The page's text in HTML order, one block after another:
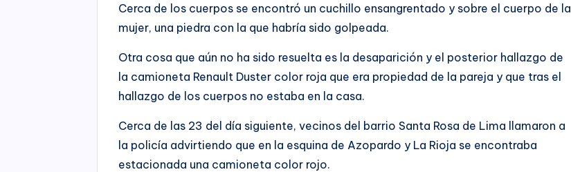
Cerca de los cuerpos se encontró un cuchillo ensangrentado y sobre el cuerpo de la
mujer, una piedra con la que habría sido golpeada.
Otra cosa que aún no ha sido resuelta es la desaparición y el posterior hallazgo de
la camioneta Renault Duster color roja que era propiedad de la pareja y que tras el
hallazgo de los cuerpos no estaba en la casa.
Cerca de las 23 del día siguiente, vecinos del barrio Santa Rosa de Lima llamaron a
la policía advirtiendo que en la esquina de Azopardo y La Rioja se encontraba
estacionada una camioneta color rojo.